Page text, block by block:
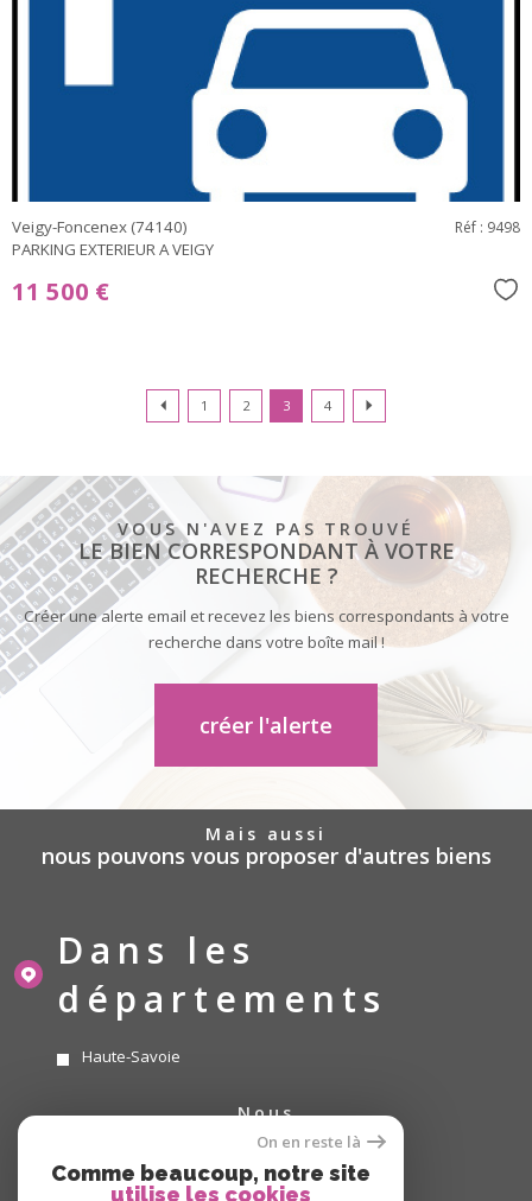
bien
Veigy-Foncenex (74140)
PARKING EXTERIEUR A VEIGY
Réf : 9498
11 500 €
1 2 3 4
VOUS N'AVEZ PAS TROUVÉ
LE BIEN CORRESPONDANT À VOTRE
RECHERCHE ?
Créer une alerte email et recevez les biens correspondants à votre
recherche dans votre boîte mail !
créer l'alerte
mais aussi
nous pouvons vous proposer d'autres biens
Dans les
départements
Haute-Savoie
nous
suivre
On en reste là
Comme beaucoup, notre site
utilise les cookies